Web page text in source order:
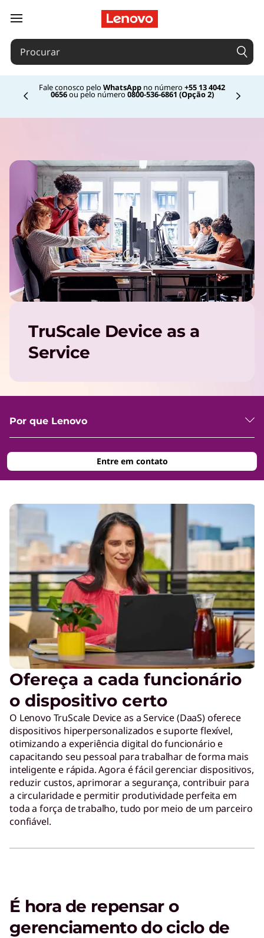
saltar para o conteúdo principal
Fale conosco pelo WhatsApp no número +55 13 4042
0656ou pelo número 0800-536-6861 (Opção 2)
Currently displaying item 2
TruScale Device as a
Service
Por que Lenovo
Entre em contato
Ofereça a cada funcionário
o dispositivo certo
O Lenovo TruScale Device as a Service (DaaS) oferece
dispositivos hiperpersonalizados e suporte flexível,
otimizando a experiência digital do funcionário e
capacitando seu pessoal para trabalhar de forma mais
inteligente e rápida. Agora é fácil gerenciar dispositivos,
reduzir custos, aprimorar a segurança, contribuir para
a circularidade e permitir produtividade perfeita em
toda a força de trabalho, tudo por meio de um parceiro
confiável.
É hora de repensar o
gerenciamento do ciclo de